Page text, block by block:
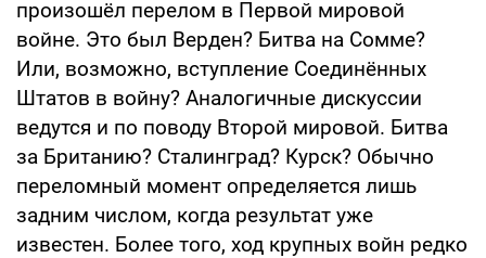
произошёл перелом в Первой мировой
войне. Это был Верден? Битва на Сомме?
Или, возможно, вступление Соединённых
Штатов в войну? Аналогичные дискуссии
ведутся и по поводу Второй мировой. Битва
за Британию? Сталинград? Курск? Обычно
переломный момент определяется лишь
задним числом, когда результат уже
известен. Более того, ход крупных войн редко